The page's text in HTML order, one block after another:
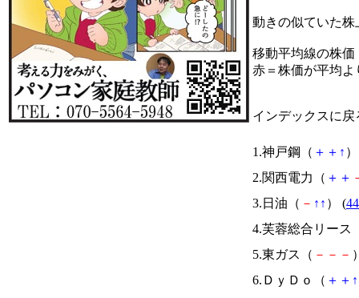
動きの似ていた
移動平均線の株価
赤＝株価が平均
インデックスに戻
1.神戸鋼（ ＋ ＋ ↑
2.関西電力（ ＋ ＋
3.日油（ － ↑ ↑ ） (
4.芙蓉総合リース
5.東ガス（ － － －
6.ＤｙＤｏ（ ＋ ＋ ↑